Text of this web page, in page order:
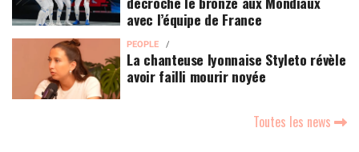
avec l’équipe de France
PEOPLE
La chanteuse lyonnaise Styleto révèle
avoir failli mourir noyée
Toutes les news